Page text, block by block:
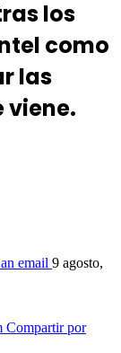
los
como
las
viene.
email 9 agosto,
Compartir por